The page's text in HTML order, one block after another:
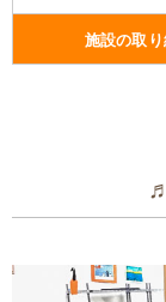
施設の取